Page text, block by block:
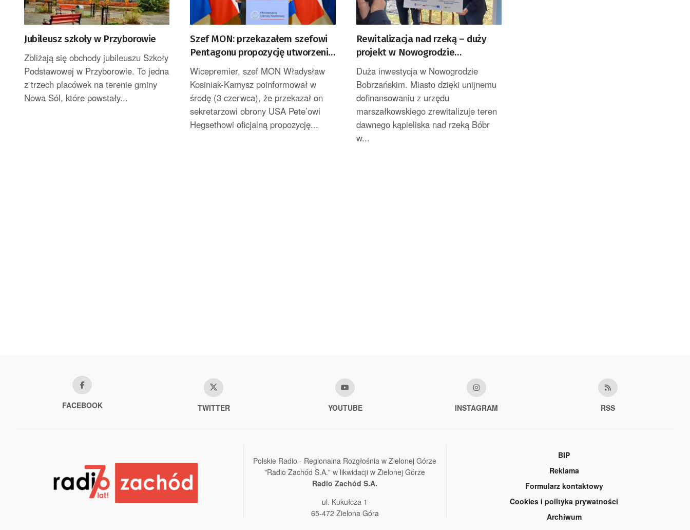
Jubileusz szkoły w Przyborowie
Zbliżają się obchody jubileuszu Szkoły
Podstawowej w Przyborowie. To jedna
z trzech placówek na terenie gminy
Nowa Sól, które powstały...
Szef MON: przekazałem szefowi
Pentagonu propozycję utworzenia
nowej, stałej bazy wojsk USA w
Polsce
Wicepremier, szef MON Władysław
Kosiniak-Kamysz poinformował w
środę (3 czerwca), że przekazał on
sekretarzowi obrony USA Pete’owi
Hegsethowi oficjalną propozycję...
Rewitalizacja nad rzeką – duży
projekt w Nowogrodzie
Bobrzańskim.
Duża inwestycja w Nowogrodzie
Bobrzańskim. Miasto dzięki unijnemu
dofinansowaniu z urzędu
marszałkowskiego zrewitalizuje teren
dawnego kąpieliska nad rzeką Bóbr
w...
FACEBOOK TWITTER YOUTUBE INSTAGRAM RSS
Polskie Radio - Regionalna Rozgłośnia w Zielonej Górze
"Radio Zachód S.A." w likwidacji w Zielonej Górze
Radio Zachód S.A.
ul. Kukułcza 1
65-472 Zielona Góra
BIP
Reklama
Formularz kontaktowy
Cookies i polityka prywatności
Archiwum